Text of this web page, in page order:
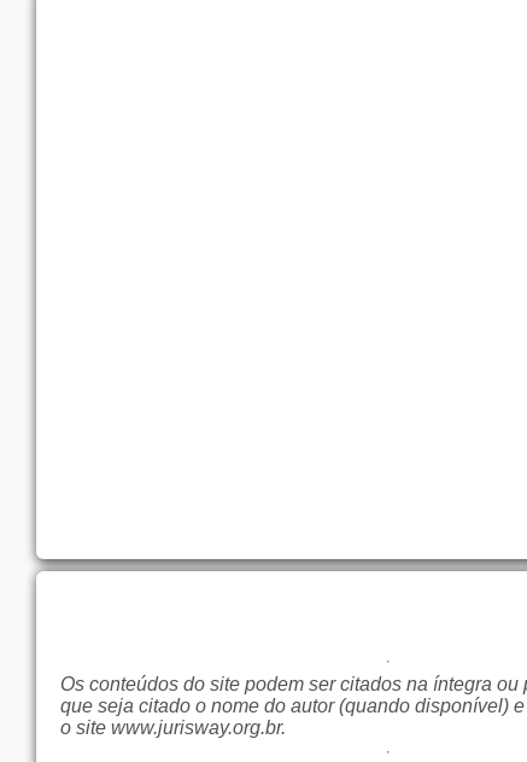
Os conteúdos do site podem ser citados na íntegra ou
que seja citado o nome do autor (quando disponível)
o site www.jurisway.org.br.